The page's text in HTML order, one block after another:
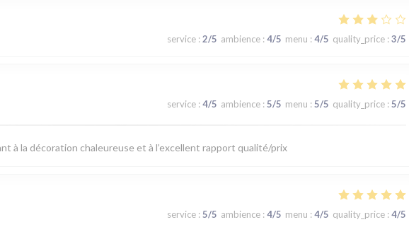
service : 2/5 ambience : 4/5 menu : 4/5 quality_price : 3/5
service : 4/5 ambience : 5/5 menu : 5/5 quality_price : 5/5
à la décoration chaleureuse et à l’excellent rapport qualité/prix
service : 5/5 ambience : 4/5 menu : 4/5 quality_price : 4/5